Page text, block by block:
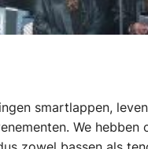
smartlappen,
We hebben